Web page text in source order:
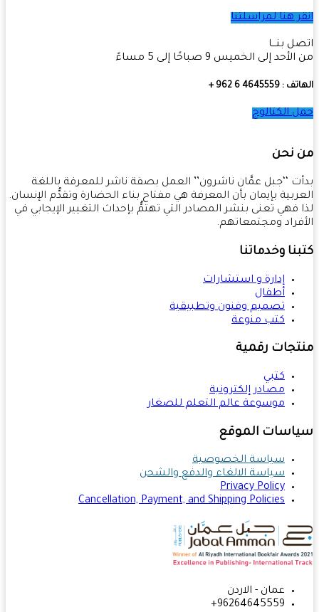
هنا لمراسلتنا
بنـــا
إلى الخميس 9 صباحًا إلى 5 مساءً
6 962 +
الكتالوج
نحن
‘‘جبل عمَّان ناشرون’’ العمل بصفة ناشر للمعرفة باللغة
بإيمان بأن المعرفة هي مفتاح بناء الحضارة وتقدُّم الإنسان.
فهي تعنى بنشر المصادر التي تهتمُّ بإحداث التغيير الإيجابي في
ومجتمعاتهم.
وخدماتنا
إدارة و استشارات
أطفال
تصميم وفنون وتطبيقية
كتب منوعة
رقمية
كتبي
مصادر إلكترونية
موسوعة عالم التعلم للصغار
الموقع
سياسة الخصوصية
سياسة الالغاء والدفع والشحن
Privacy Policy
Cancellation, Payment, and Shipping Policies
عمان - الاردن
96264645559+